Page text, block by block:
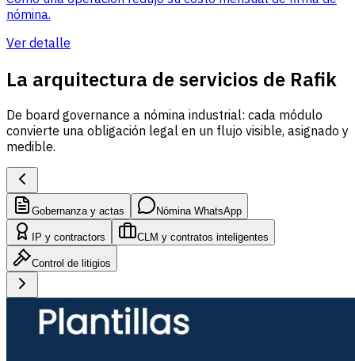
nómina.
Ver detalle
La arquitectura de servicios de Rafik
De board governance a nómina industrial: cada módulo
convierte una obligación legal en un flujo visible, asignado y
medible.
Gobernanza y actas Nómina WhatsApp
IP y contractors CLM y contratos inteligentes
Control de litigios